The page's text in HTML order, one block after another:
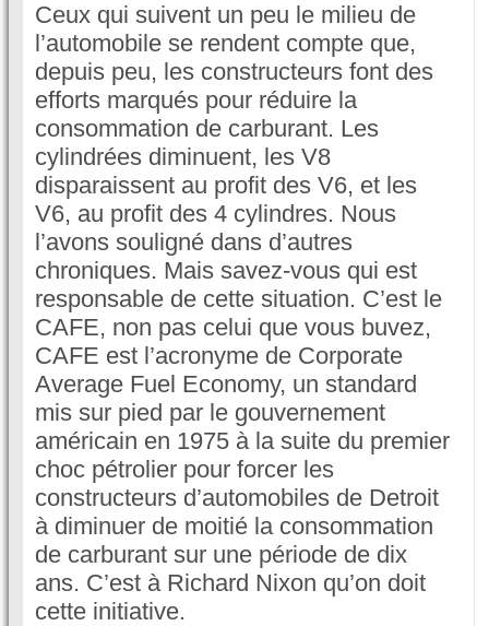
Ceux qui suivent un peu le milieu de
l’automobile se rendent compte que,
depuis peu, les constructeurs font des
efforts marqués pour réduire la
consommation de carburant. Les
cylindrées diminuent, les V8
disparaissent au profit des V6, et les
V6, au profit des 4 cylindres. Nous
l’avons souligné dans d’autres
chroniques. Mais savez-vous qui est
responsable de cette situation. C’est le
CAFE, non pas celui que vous buvez,
CAFE est l’acronyme de Corporate
Average Fuel Economy, un standard
mis sur pied par le gouvernement
américain en 1975 à la suite du premier
choc pétrolier pour forcer les
constructeurs d’automobiles de Detroit
à diminuer de moitié la consommation
de carburant sur une période de dix
ans. C’est à Richard Nixon qu’on doit
cette initiative.